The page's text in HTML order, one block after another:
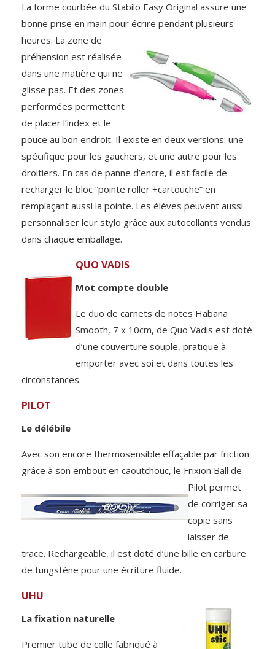
La forme courbée du Stabilo Easy Original assure une
bonne prise en main pour écrire pendant plusieurs
heures. La zone de
préhension est réalisée
dans une matière qui ne
glisse pas. Et des zones
performées permettent
de placer l’index et le
pouce au bon endroit. Il existe en deux versions: une
spécifique pour les gauchers, et une autre pour les
droitiers. En cas de panne d’encre, il est facile de
recharger le bloc “pointe roller +cartouche” en
remplaçant aussi la pointe. Les élèves peuvent aussi
personnaliser leur stylo grâce aux autocollants vendus
dans chaque emballage.
QUO VADIS
Mot compte double
Le duo de carnets de notes Habana
Smooth, 7 x 10cm, de Quo Vadis est doté
d’une couverture souple, pratique à
emporter avec soi et dans toutes les
circonstances.
PILOT
Le délébile
Avec son encore thermosensible effaçable par friction
grâce à son embout en caoutchouc, le Frixion Ball de
Pilot permet
de corriger sa
copie sans
laisser de
trace. Rechargeable, il est doté d’une bille en carbure
de tungstène pour une écriture fluide.
UHU
La fixation naturelle
Premier tube de colle fabriqué à